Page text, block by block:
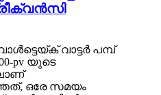
വാട്ടർ പമ്പ്
pv യുടെ
ഒരേ സമയം